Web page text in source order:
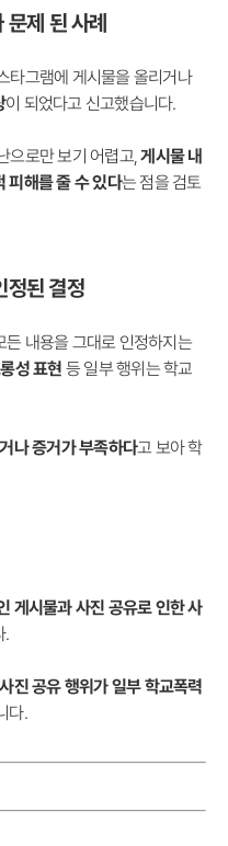
제 된 사례
타그램에 게시물을 올리거나
이 되었다고 신고했습니다.
으로만 보기 어렵고,게시물 내
피해를 줄 수 있다는 점을 검토
정된 결정
내용을 그대로 인정하지는
성 표현 등 일부 행위는 학교
나 증거가 부족하다고 보아 학
게시물과 사진 공유로 인한 사
.
진 공유 행위가 일부 학교폭력
다.